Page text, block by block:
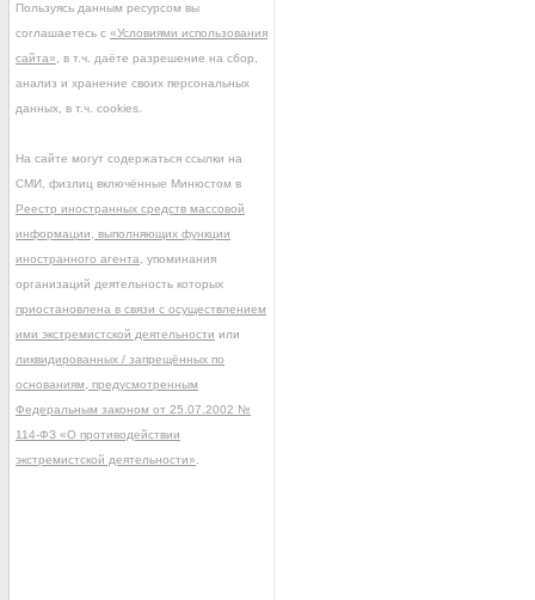
Пользуясь данным ресурсом вы
соглашаетесь с «Условиями использования
сайта» , в т.ч. даёте разрешение на сбор,
анализ и хранение своих персональных
данных, в т.ч. cookies.
На сайте могут содержаться ссылки на
СМИ, физлиц включённые Минюстом в
Реестр иностранных средств массовой
информации, выполняющих функции
иностранного агента , упоминания
организаций деятельность которых
приостановлена в связи с осуществлением
ими экстремистской деятельности или
ликвидированных / запрещённых по
основаниям, предусмотренным
Федеральным законом от 25.07.2002 №
114-ФЗ «О противодействии
экстремистской деятельности»